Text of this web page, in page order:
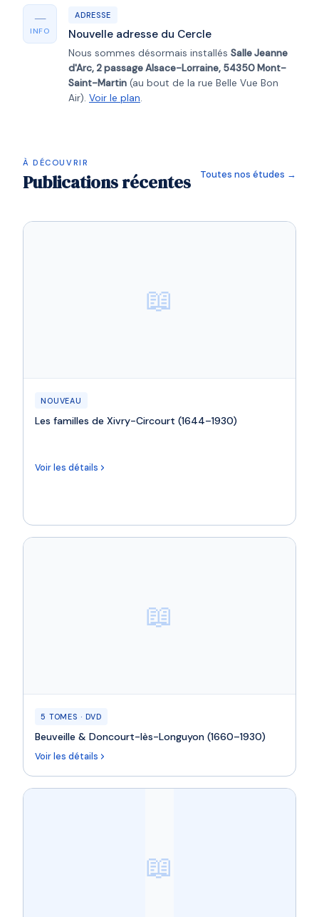
—
INFO
ADRESSE
Nouvelle adresse du Cercle
Nous sommes désormais installés Salle Jeanne
d'Arc, 2 passage Alsace-Lorraine, 54350 Mont-
Saint-Martin (au bout de la rue Belle Vue Bon
Air). Voir le plan.
À DÉCOUVRIR
Publications récentes Toutes nos études →
📖
NOUVEAU
Les familles de Xivry-Circourt (1644–1930)
Voir les détails
📖
5 TOMES · DVD
Beuveille & Doncourt-lès-Longuyon (1660–1930)
Voir les détails
📖